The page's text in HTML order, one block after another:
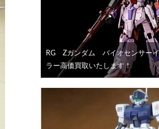
RG Ζガンダム バイオセンサーイ
ラー高価買取いたします！